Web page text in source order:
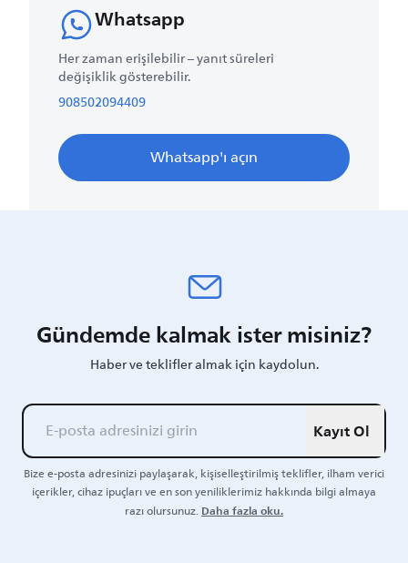
Whatsapp
Her zaman erişilebilir – yanıt süreleri
değişiklik gösterebilir.
908502094409
Whatsapp'ı açın
Gündemde kalmak ister misiniz?
Haber ve teklifler almak için kaydolun.
Kayıt Ol
Bize e-posta adresinizi paylaşarak, kişiselleştirilmiş teklifler, ilham verici
içerikler, cihaz ipuçları ve en son yeniliklerimiz hakkında bilgi almaya
razı olursunuz.Daha fazla oku.